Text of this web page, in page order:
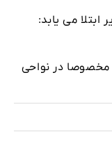
ابتلا می یابد:
در نواحی